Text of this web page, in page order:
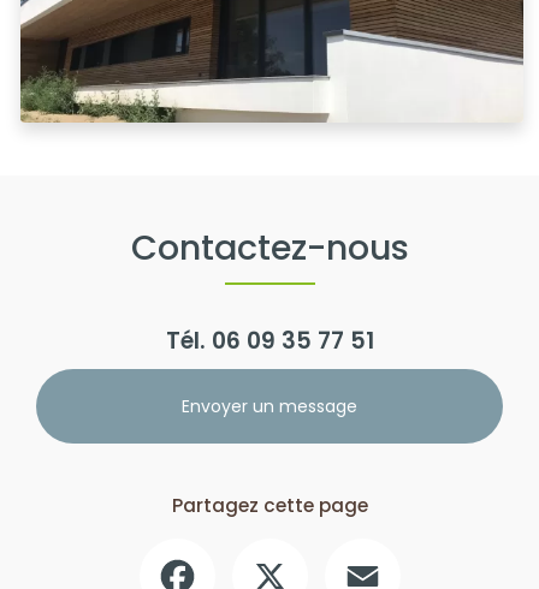
Contactez-nous
Tél. 06 09 35 77 51
Envoyer un message
Partagez cette page